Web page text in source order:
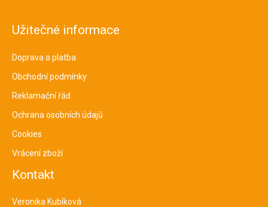
Užitečné informace
Doprava a platba
Obchodní podmínky
Reklamační řád
Ochrana osobních údajů
Cookies
Vrácení zboží
Kontakt
Veronika Kubíková